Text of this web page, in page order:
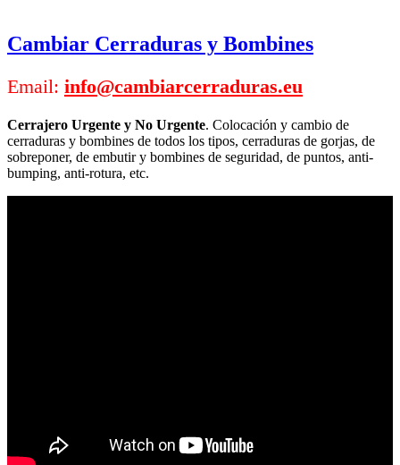
Cambiar Cerraduras y Bombines
Email: info@cambiarcerraduras.eu
Cerrajero Urgente y No Urgente. Colocación y cambio de
cerraduras y bombines de todos los tipos, cerraduras de gorjas, de
sobreponer, de embutir y bombines de seguridad, de puntos, anti-
bumping, anti-rotura, etc.